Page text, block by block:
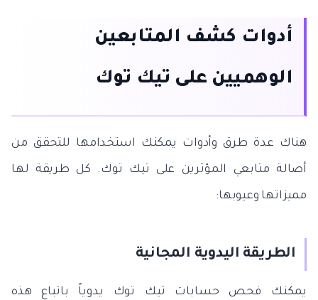
أدوات كشف المتابعين
الوهميين على تيك توك
هناك عدة طرق وأدوات يمكنك استخدامها للتحقق من
أصالة متابعي المؤثرين على تيك توك. كل طريقة لها
مميزاتها وعيوبها:
الطريقة اليدوية المجانية
يمكنك فحص حسابات تيك توك يدوياً باتباع هذه